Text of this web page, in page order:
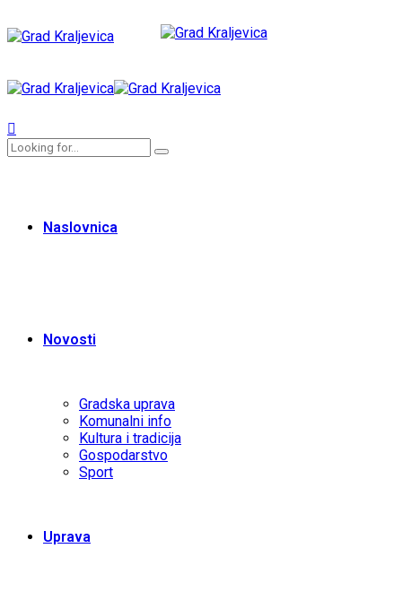
Naslovnica
Novosti
Gradska uprava
Komunalni info
Kultura i tradicija
Gospodarstvo
Sport
Uprava